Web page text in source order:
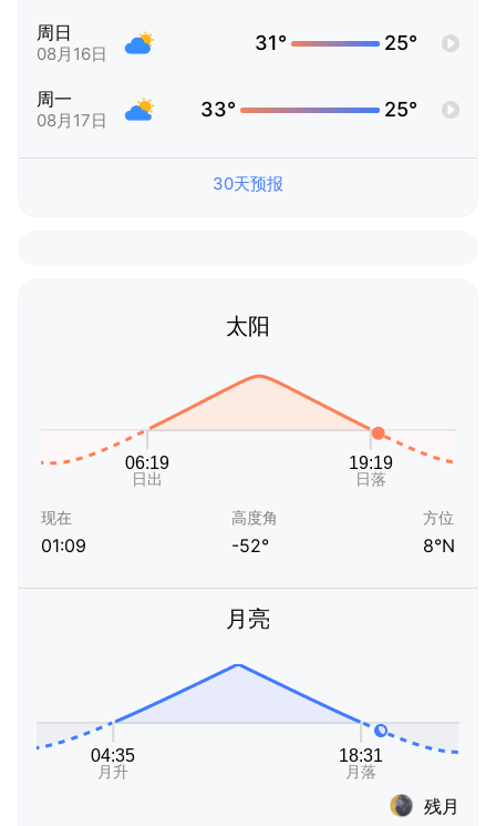
周日
08月16日 31° 25°
周一
08月17日 33° 25°
30天预报
太阳
现在
01:09
高度角
-52°
方位
8°N
月亮
残月